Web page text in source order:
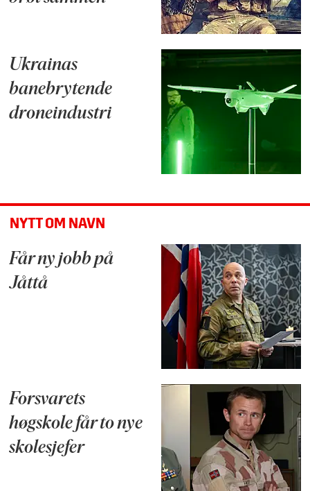
Ukrainas
banebrytende
droneindustri
NYTT OM NAVN
Får ny jobb på
Jåttå
Forsvarets
høgskole får to nye
skolesjefer